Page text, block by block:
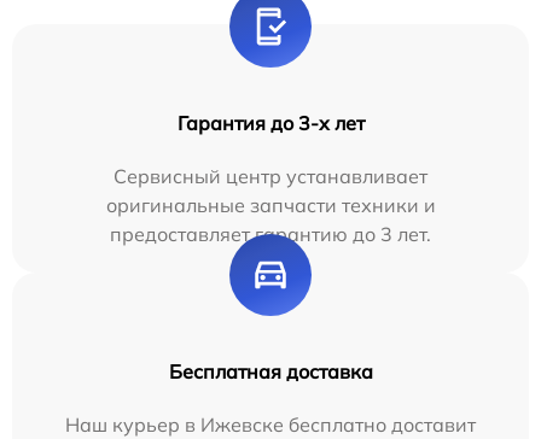
Гарантия до 3-х лет
Сервисный центр устанавливает
оригинальные запчасти техники и
предоставляет гарантию до 3 лет.
Бесплатная доставка
Наш курьер в Ижевске бесплатно доставит